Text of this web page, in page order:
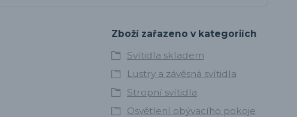
Zboží zařazeno v kategoriích
Svítidla skladem
Lustry a závěsná svítidla
Stropní svítidla
Osvětlení obývacího pokoje